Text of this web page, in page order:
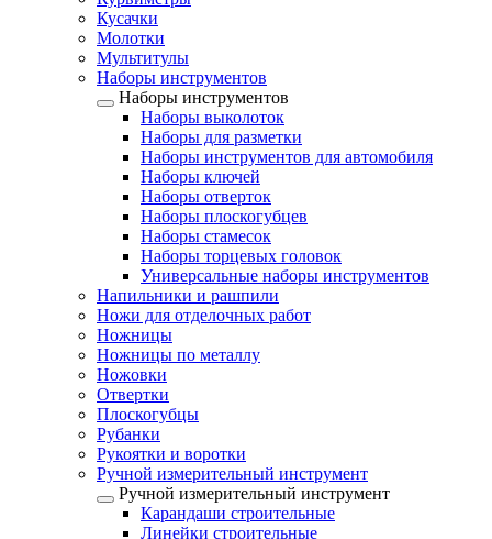
Кусачки
Молотки
Мультитулы
Наборы инструментов
Наборы инструментов
Наборы выколоток
Наборы для разметки
Наборы инструментов для автомобиля
Наборы ключей
Наборы отверток
Наборы плоскогубцев
Наборы стамесок
Наборы торцевых головок
Универсальные наборы инструментов
Напильники и рашпили
Ножи для отделочных работ
Ножницы
Ножницы по металлу
Ножовки
Отвертки
Плоскогубцы
Рубанки
Рукоятки и воротки
Ручной измерительный инструмент
Ручной измерительный инструмент
Карандаши строительные
Линейки строительные